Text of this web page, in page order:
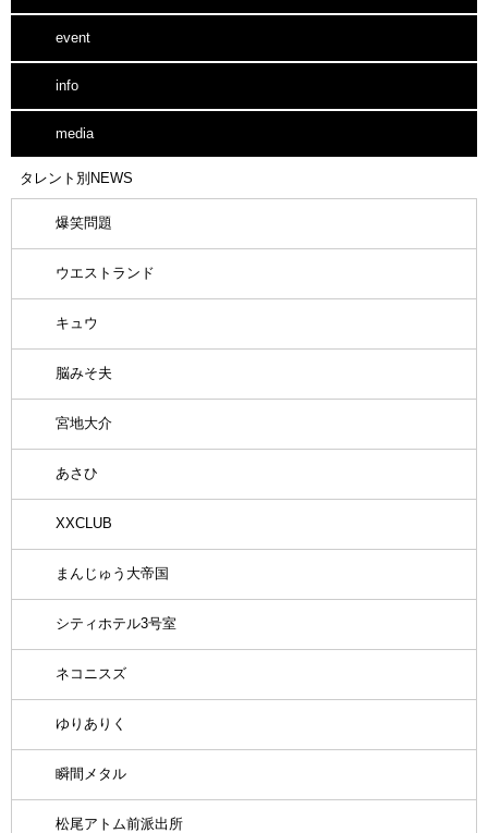
event
info
media
タレント別NEWS
爆笑問題
ウエストランド
キュウ
脳みそ夫
宮地大介
あさひ
XXCLUB
まんじゅう大帝国
シティホテル3号室
ネコニスズ
ゆりありく
瞬間メタル
松尾アトム前派出所